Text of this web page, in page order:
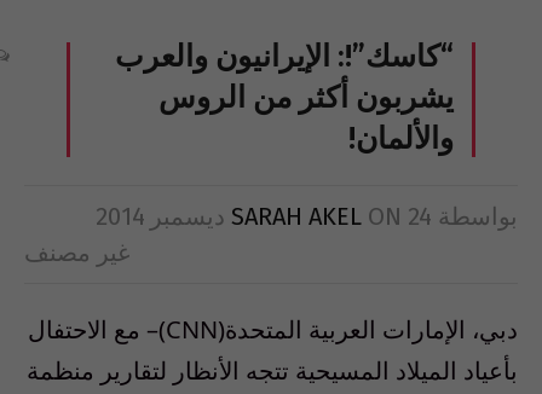
“كاسك”!: الإيرانيون والعرب
يشربون أكثر من الروس
والألمان!
بواسطة SARAH AKEL ON 24 ديسمبر 2014
غير مصنف
دبي، الإمارات العربية المتحدة(CNN)– مع الاحتفال
بأعياد الميلاد المسيحية تتجه الأنظار لتقارير منظمة